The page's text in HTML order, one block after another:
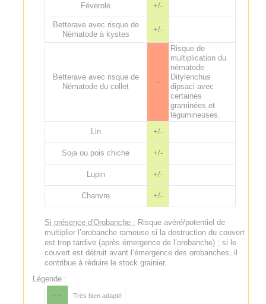
Féverole
+/-
Betterave avec risque de
Nématode à kystes
+/-
Betterave avec risque de
Nématode du collet
--
Risque de
multiplication du
nématode
Ditylenchus
dipsaci avec
certaines
graminées et
légumineuses.
Lin
+/-
Soja ou pois chiche +/-
Lupin +/-
Chanvre +/-
Si présence d'Orobanche : Risque avéré/potentiel de
multiplier l’orobanche rameuse si la destruction du couvert
est trop tardive (après émergence de l’orobanche) ; si le
couvert est détruit avant l’émergence des orobanches, il
contribue à réduire le stock grainier.
Légende :
++
Très bien adapté